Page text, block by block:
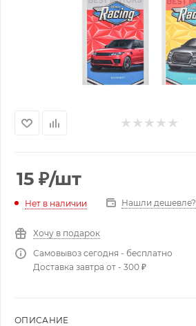
15 ₽/шт
Нет в наличии Нашли дешевле?
Хочу в подарок
Самовывоз сегодня - бесплатно
Доставка завтра от - 300 ₽
ОПИСАНИЕ